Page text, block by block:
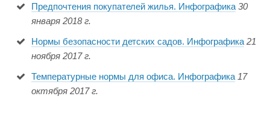
Предпочтения покупателей жилья. Инфографика 30
января 2018 г.
Нормы безопасности детских садов. Инфографика 21
ноября 2017 г.
Температурные нормы для офиса. Инфографика 17
октября 2017 г.